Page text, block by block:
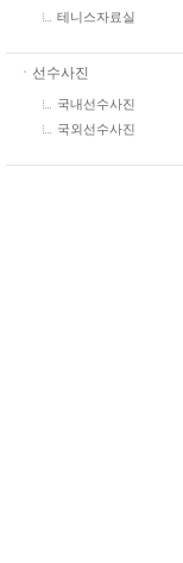
테니스자료실
ㆍ선수사진
국내선수사진
국외선수사진